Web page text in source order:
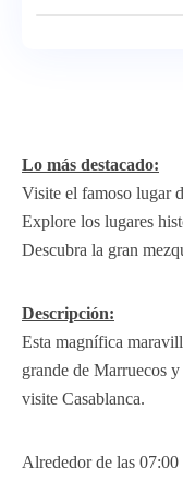
Lo más destacado:
Visite el famoso lugar
Explore los lugares
Descubra la gran
Descripción:
Esta magnífica
grande de Marruecos
visite Casablanca.
Alrededor de las 07:00